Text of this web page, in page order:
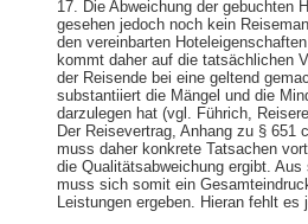
17. Die Abweichung der gebuchten
gesehen jedoch noch kein
den vereinbarten
kommt daher auf die tatsächlichen
der Reisende bei eine geltend
substantiiert die Mängel und die
darzulegen hat (vgl. Führich,
Der Reisevertrag, Anhang zu § 651
muss daher konkrete Tatsachen
die Qualitätsabweichung ergibt. Aus
muss sich somit ein
Leistungen ergeben. Hieran fehlt es